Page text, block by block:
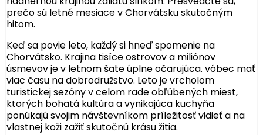
prečo sú letné mesiace v Chorvátsku skutočným
hitom.
Keď sa povie leto, každý si hneď spomenie na
Chorvátsko. Krajina tisíce ostrovov a miliónov
úsmevov je v letnom šate úplne očarujúca. vôbec mať
viac času na dobrodružstvo. Leto je vrcholom
turistickej sezóny v celom rade obľúbených miest,
ktorých bohatá kultúra a vynikajúca kuchyňa
ponúkajú svojim návštevníkom príležitosť vidieť a na
vlastnej koži zažiť skutočnú krásu žitia.